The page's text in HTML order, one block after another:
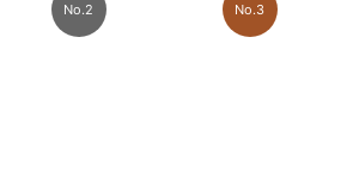
No.2 No.3